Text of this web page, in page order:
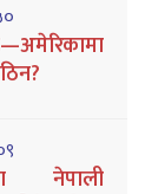
नेपाली